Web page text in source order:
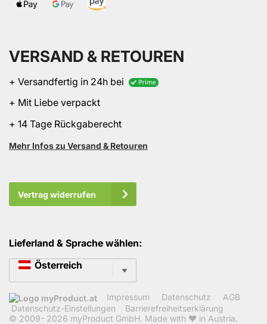
VERSAND & RETOUREN
+ Versandfertig in 24h bei
+ Mit Liebe verpackt
+ 14 Tage Rückgaberecht
Mehr Infos zu Versand & Retouren
Vertrag widerrufen
Lieferland & Sprache wählen:
SpracheÖsterreich
Impressum Datenschutz
AGB
Datenschutz-Einstellungen
Barrierefreiheitserklärung
© 2009- 2026 myProduct GmbH. Made with ❤ in Austria.